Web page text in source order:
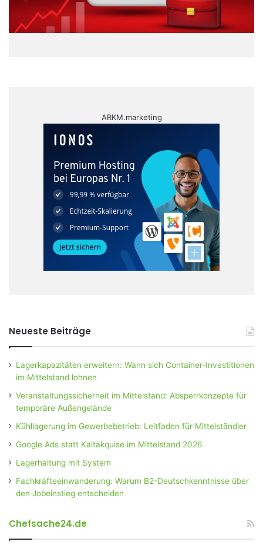
ARKM.marketing
Neueste Beiträge
Lagerkapazitäten erweitern: Wann sich Container-Investitionen
im Mittelstand lohnen
Veranstaltungssicherheit im Mittelstand: Absperrkonzepte für
temporäre Außengelände
Kühllagerung im Gewerbebetrieb: Leitfaden für Mittelständler
Google Ads statt Kaltakquise im Mittelstand 2026
Lagerhaltung mit System
Fachkräfteeinwanderung: Warum B2-Deutschkenntnisse über
den Jobeinstieg entscheiden
Chefsache24.de